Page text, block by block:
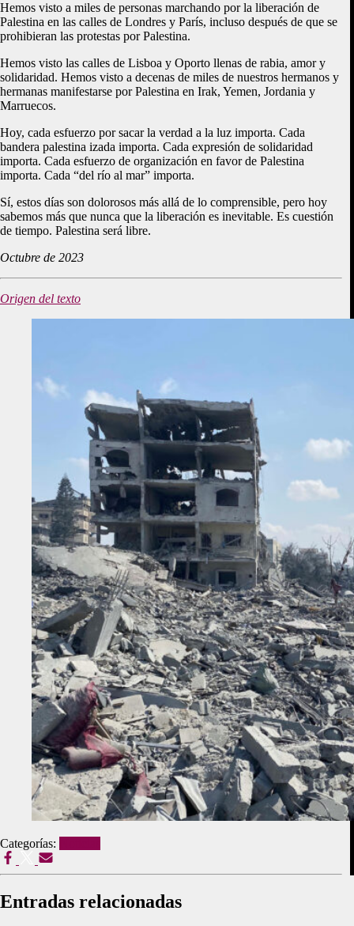
Hemos visto a miles de personas marchando por la liberación de
Palestina en las calles de Londres y París, incluso después de que se
prohibieran las protestas por Palestina.
Hemos visto las calles de Lisboa y Oporto llenas de rabia, amor y
solidaridad. Hemos visto a decenas de miles de nuestros hermanos y
hermanas manifestarse por Palestina en Irak, Yemen, Jordania y
Marruecos.
Hoy, cada esfuerzo por sacar la verdad a la luz importa. Cada
bandera palestina izada importa. Cada expresión de solidaridad
importa. Cada esfuerzo de organización en favor de Palestina
importa. Cada “del río al mar” importa.
Sí, estos días son dolorosos más allá de lo comprensible, pero hoy
sabemos más que nunca que la liberación es inevitable. Es cuestión
de tiempo. Palestina será libre.
Octubre de 2023
Origen del texto
Categorías:
Entradas relacionadas